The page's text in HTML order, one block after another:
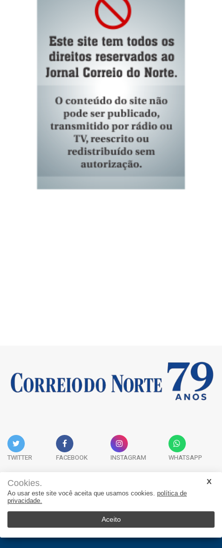
TWITTER FACEBOOK INSTAGRAM WHATSAPP
Acervo Digital Fale Conosco Quem Somos
Cookies.
Ao usar este site você aceita que usamos cookies. política de
privacidade.
Aceito